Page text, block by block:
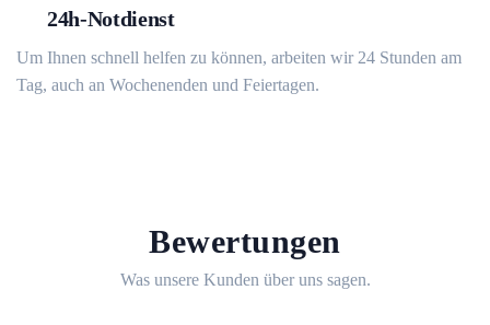
24h-Notdienst
Um Ihnen schnell helfen zu können, arbeiten wir 24 Stunden am
Tag, auch an Wochenenden und Feiertagen.
Bewertungen
Was unsere Kunden über uns sagen.